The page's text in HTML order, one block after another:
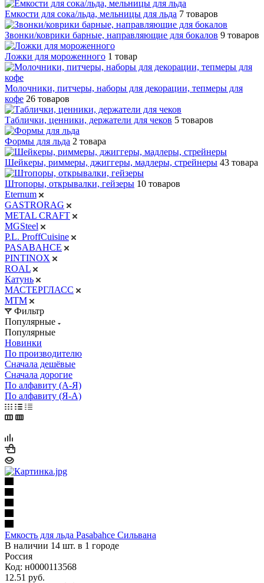
Емкости для сока/льда, мельницы для льда 7 товаров
Звонки/коврики барные, направляющие для бокалов 9 товаров
Ложки для мороженного 1 товар
Молочники, питчеры, наборы для декорации, тепмеры для
кофе 26 товаров
Таблички, ценники, держатели для чеков 5 товаров
Формы для льда 2 товара
Шейкеры, риммеры, джиггеры, мадлеры, стрейнеры 43 товара
Штопоры, открывалки, гейзеры 10 товаров
Eternum
GASTRORAG
METAL CRAFT
MGSteel
P.L. ProffСuisine
PASABAHCE
PINTINOX
ROAL
Катунь
МАСТЕРГЛАСС
МТМ
Фильтр
Популярные
Популярные
Новинки
По производителю
Сначала дешёвые
Сначала дорогие
По алфавиту (А-Я)
По алфавиту (Я-А)
Емкость для льда Pasabahce Сильвана
В наличии 14 шт. в 1 городе
Россия
Код: н0000113568
12.51 руб.